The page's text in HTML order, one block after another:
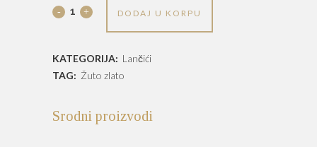
Lančić
821
DODAJ U KORPU
KATEGORIJA: Lančići
TAG: Žuto zlato
Srodni proizvodi